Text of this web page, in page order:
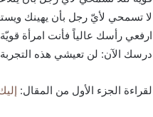
لا تسمحي لأيّ رجل بأن يهينك
ارفعي رأسك عالياً فأنت امرأة
درسك الآن: لن تعيشي هذه
لقراءة الجزء الأول من المقال: